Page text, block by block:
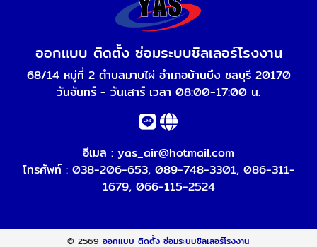
ออกแบบ ติดตั้ง ซ่อมระบบชิลเลอร์โรงงาน
68/14 หมู่ที่ 2 ตำบลมาบไผ่ อำเภอบ้านบึง ชลบุรี 20170
วันจันทร์ - วันเสาร์ เวลา 08:00-17:00 น.
อีเมล : yas_air@hotmail.com
โทรศัพท์ : 038-206-653, 089-748-3301, 086-311-
1679, 066-115-2524
© 2569ออกแบบ ติดตั้ง ซ่อมระบบชิลเลอร์โรงงาน